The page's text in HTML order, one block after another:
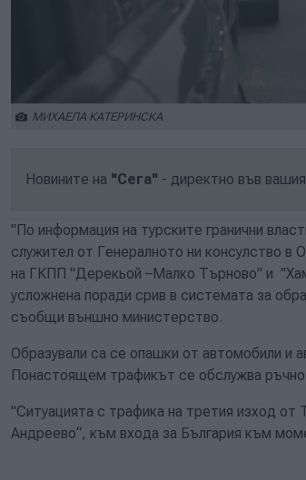
МИХАЕЛА КАТЕРИНСКА
Новините на "Сега" - директно във
"По информация на турските гранични
служител от Генералното ни консулство в
на ГКПП "Дерекьой –Малко Търново" и
усложнена поради срив в системата за
съобщи външно министерство.
Образували са се опашки от автомобили и
Понастоящем трафикът се обслужва
"Ситуацията с трафика на третия изход
Андреево“, към входа за България към